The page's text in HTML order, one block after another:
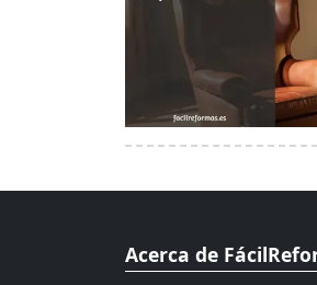
Acerca de